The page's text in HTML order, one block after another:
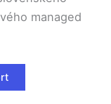
managed